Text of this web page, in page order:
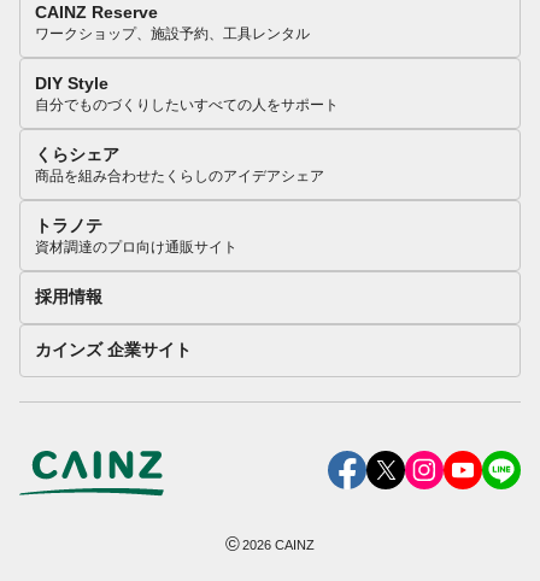
CAINZ Reserve
ワークショップ、施設予約、工具レンタル
DIY Style
自分でものづくりしたいすべての人をサポート
くらシェア
商品を組み合わせたくらしのアイデアシェア
トラノテ
資材調達のプロ向け通販サイト
採用情報
カインズ 企業サイト
©2026 CAINZ